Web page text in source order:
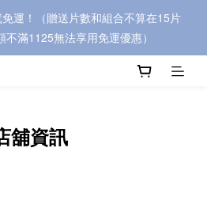
運！（贈送片數和組合不算在15片
滿1125無法享用免運優惠）
舖資訊